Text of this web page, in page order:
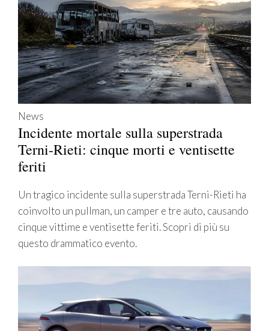
News
Incidente mortale sulla superstrada
Terni-Rieti: cinque morti e ventisette
feriti
Un tragico incidente sulla superstrada Terni-Rieti ha
coinvolto un pullman, un camper e tre auto, causando
cinque vittime e ventisette feriti. Scopri di più su
questo drammatico evento.